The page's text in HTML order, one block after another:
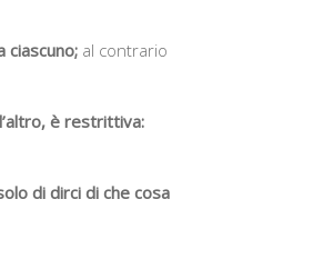
ciascuno; al contrario
è restrittiva:
di dirci di che cosa